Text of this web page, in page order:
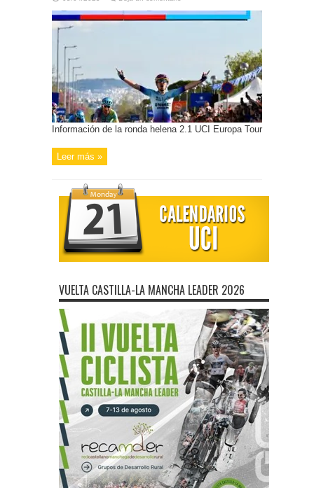
Información de la ronda helena 2.1 UCI Europa Tour
Leer más »
VUELTA CASTILLA-LA MANCHA LEADER 2026